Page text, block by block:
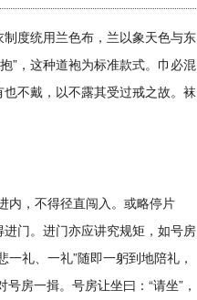
度统用兰色布，兰以象天色与东
”，这种道袍为标准款式。巾必混
不戴，以不露其受过戒之故。袜
内，不得径直闯入。或略停片
门。进门亦应讲究规矩，如号房
礼、一礼”随即一躬到地陪礼，
房一揖。号房让坐曰：“请坐”，